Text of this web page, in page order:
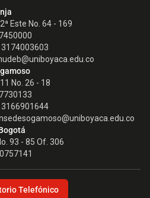
Este No. 64 - 169
3174003603
No. 26 - 18
3166901644
93 - 85 Of. 306
Telefónico